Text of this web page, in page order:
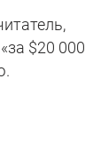
$20 000